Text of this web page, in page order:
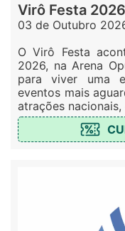
Virô Festa 2026
03 de Outubro
O Virô Festa
2026, na Arena
para viver uma
eventos mais
atrações